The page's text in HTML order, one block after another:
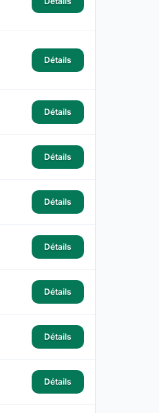
Détails
Détails
Détails
Détails
Détails
Détails
Détails
Détails